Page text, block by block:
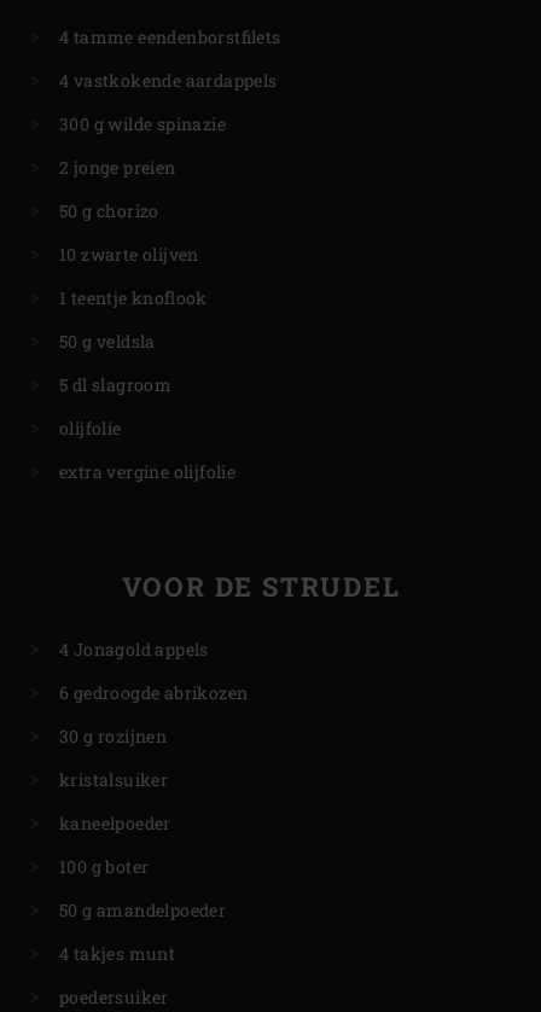
4 tamme eendenborstfilets
4 vastkokende aardappels
300 g wilde spinazie
2 jonge preien
50 g chorizo
10 zwarte olijven
1 teentje knoflook
50 g veldsla
5 dl slagroom
olijfolie
extra vergine olijfolie
VOOR DE STRUDEL
4 Jonagold appels
6 gedroogde abrikozen
30 g rozijnen
kristalsuiker
kaneelpoeder
100 g boter
50 g amandelpoeder
4 takjes munt
poedersuiker